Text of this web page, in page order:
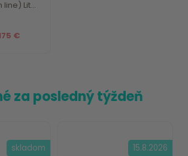
Lit...
€
za posledný týždeň
skladom 15.8.2026